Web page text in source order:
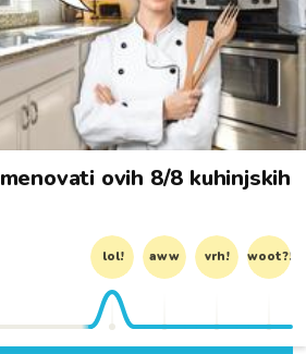
ovih 8/8 kuhinjskih
lol! aww vrh! woot?!